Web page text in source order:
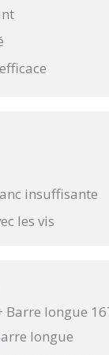
insuffisante
les vis
Barre longue
longue